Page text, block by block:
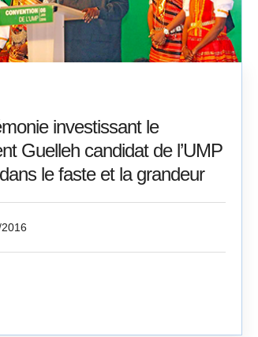
investissant le
Guelleh candidat de l’UMP
le faste et la grandeur